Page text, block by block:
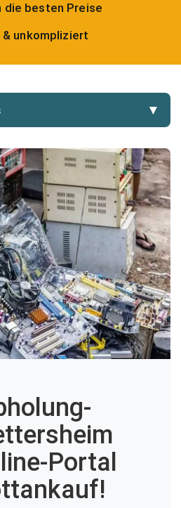
die besten Preise
& unkompliziert
▼
Portal